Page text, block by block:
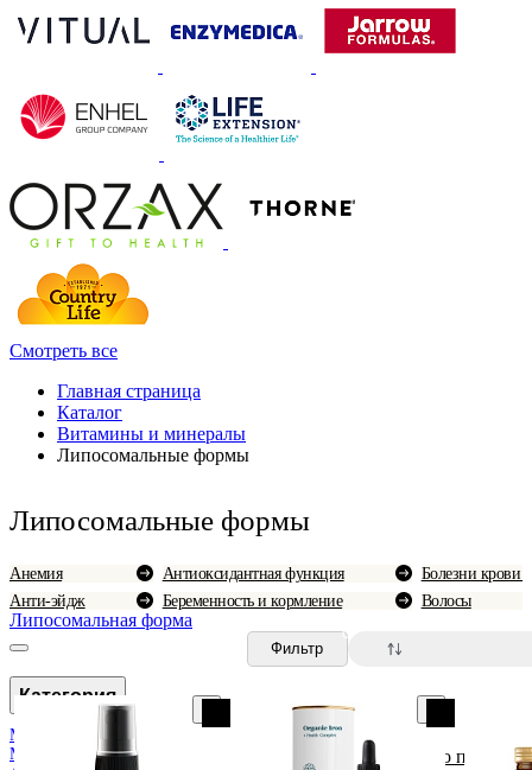
Смотреть все
Главная страница
Каталог
Витамины и минералы
Липосомальные формы
Липосомальные формы
Анемия
Анти-эйдж
Антиоксидантная функция
Беременность и кормление
Болезни крови
Волосы
Липосомальная форма
Категория
Мультивитамины
Минералы
Фильтр
0
По